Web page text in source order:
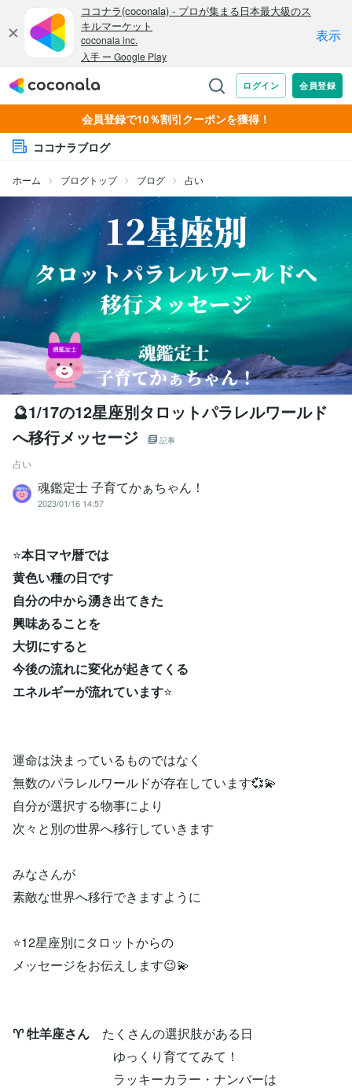
会員登録で10％割引クーポンを獲得！
ココナラブログ
ホーム ブログトップ ブログ 占い
🔮1/17の12星座別タロットパラレルワールド
へ移行メッセージ
記事
占い
魂鑑定士 子育てかぁちゃん！
2023/01/16 14:57
⭐本日マヤ暦では
黄色い種の日です
自分の中から湧き出てきた
興味あることを
大切にすると
今後の流れに変化が起きてくる
エネルギーが流れています⭐
運命は決まっているものではなく
無数のパラレルワールドが存在しています💞💫
自分が選択する物事により
次々と別の世界へ移行していきます
みなさんが
素敵な世界へ移行できますように
⭐12星座別にタロットからの
メッセージをお伝えします😉💫
♈ 牡羊座さん たくさんの選択肢がある日
ゆっくり育ててみて！
ラッキーカラー・ナンバーは